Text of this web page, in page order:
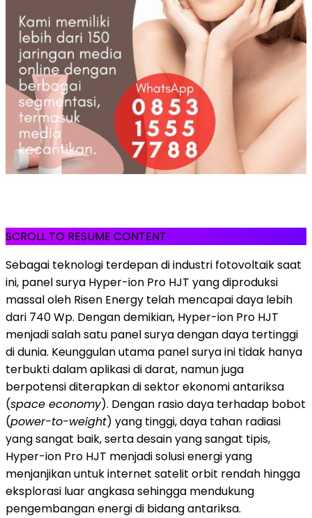
SCROLL TO RESUME CONTENT
Sebagai teknologi terdepan di industri fotovoltaik saat
ini, panel surya Hyper-ion Pro HJT yang diproduksi
massal oleh Risen Energy telah mencapai daya lebih
dari 740 Wp. Dengan demikian, Hyper-ion Pro HJT
menjadi salah satu panel surya dengan daya tertinggi
di dunia. Keunggulan utama panel surya ini tidak hanya
terbukti dalam aplikasi di darat, namun juga
berpotensi diterapkan di sektor ekonomi antariksa
(space economy). Dengan rasio daya terhadap bobot
(power-to-weight) yang tinggi, daya tahan radiasi
yang sangat baik, serta desain yang sangat tipis,
Hyper-ion Pro HJT menjadi solusi energi yang
menjanjikan untuk internet satelit orbit rendah hingga
eksplorasi luar angkasa sehingga mendukung
pengembangan energi di bidang antariksa.